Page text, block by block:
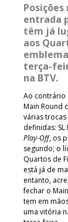
entrada
têm já
aos
terça-
na BTV.
Ao contrário
Main Round
várias
definidas:
Play-Off, os
segundo; o
Quartos de
está já de
entanto,
fechar o
tem em
uma vitória